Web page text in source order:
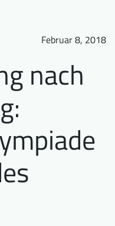
Februar 8, 2018
nach